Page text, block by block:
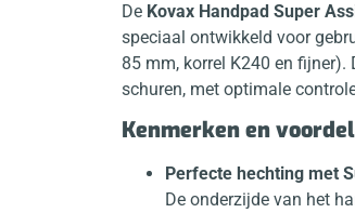
De Kovax Handpad Super
speciaal ontwikkeld voor
85 mm, korrel K240 en
schuren, met optimale
Kenmerken en
Perfecte hechting met
De onderzijde van het